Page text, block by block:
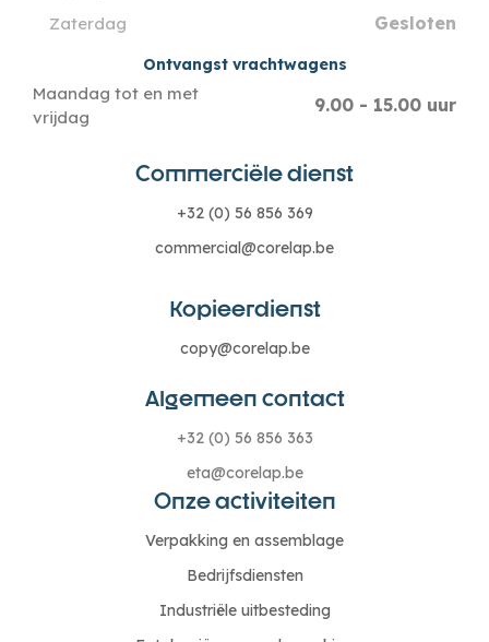
Zaterdag Gesloten
Ontvangst vrachtwagens
Maandag tot en met
vrijdag
9.00 - 15.00 uur
Commerciële dienst
+32 (0) 56 856 369
commercial@corelap.be
Kopieerdienst
copy@corelap.be
Algemeen contact
+32 (0) 56 856 363
eta@corelap.be
Onze activiteiten
Verpakking en assemblage
Bedrijfsdiensten
Industriële uitbesteding